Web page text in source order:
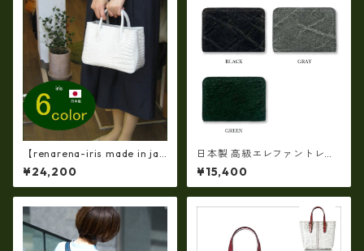
【renarena-iris made in jap
an】【日本製】（6・color)牛
革製品・エナメルクロコ・パ
ーティバッグ ir-663
¥24,200
日本製 高級エレファントレザ
ー × 姫路レザー ラウンドファ
スナーコインケース 小銭入れ
本革(5177)
¥15,400